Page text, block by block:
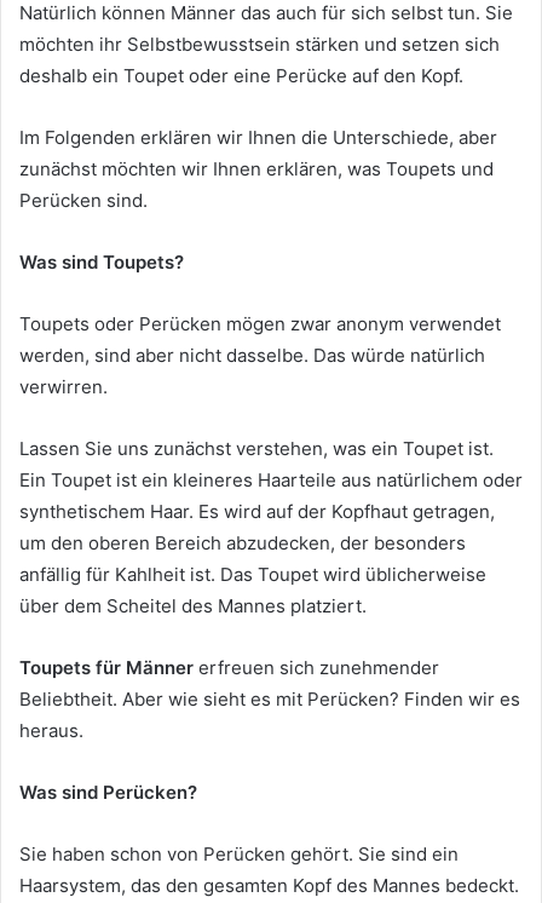
Natürlich können Männer das auch für sich selbst tun. Sie
möchten ihr Selbstbewusstsein stärken und setzen sich
deshalb ein Toupet oder eine Perücke auf den Kopf.
Im Folgenden erklären wir Ihnen die Unterschiede, aber
zunächst möchten wir Ihnen erklären, was Toupets und
Perücken sind.
Was sind Toupets?
Toupets oder Perücken mögen zwar anonym verwendet
werden, sind aber nicht dasselbe. Das würde natürlich
verwirren.
Lassen Sie uns zunächst verstehen, was ein Toupet ist.
Ein Toupet ist ein kleineres Haarteile aus natürlichem oder
synthetischem Haar. Es wird auf der Kopfhaut getragen,
um den oberen Bereich abzudecken, der besonders
anfällig für Kahlheit ist. Das Toupet wird üblicherweise
über dem Scheitel des Mannes platziert.
Toupets für Männer erfreuen sich zunehmender
Beliebtheit. Aber wie sieht es mit Perücken? Finden wir es
heraus.
Was sind Perücken?
Sie haben schon von Perücken gehört. Sie sind ein
Haarsystem, das den gesamten Kopf des Mannes bedeckt.